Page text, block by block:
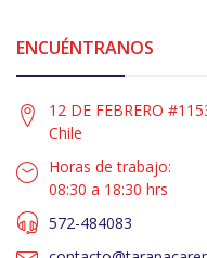
ENCUÉNTRANOS
12 DE FEBRERO
Chile
Horas de trabajo:
08:30 a 18:30 hrs
572-484083